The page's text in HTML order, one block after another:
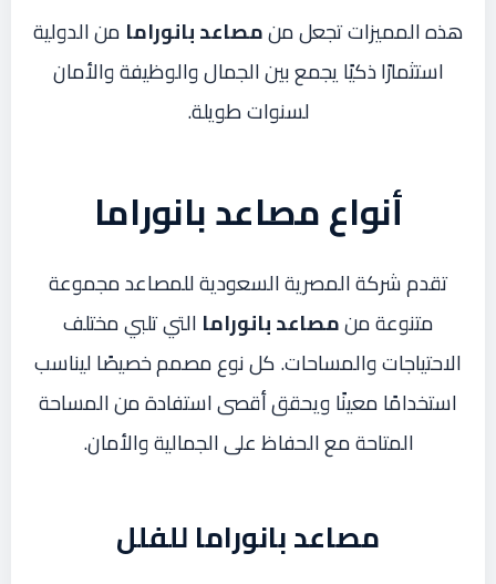
هذه المميزات تجعل منمصاعد بانوراما من الدولية
استثمارًا ذكيًا يجمع بين الجمال والوظيفة والأمان
لسنوات طويلة.
أنواع مصاعد بانوراما
تقدم شركة المصرية السعودية للمصاعد مجموعة
متنوعة منمصاعد بانوراما التي تلبي مختلف
الاحتياجات والمساحات. كل نوع مصمم خصيصًا ليناسب
استخدامًا معينًا ويحقق أقصى استفادة من المساحة
المتاحة مع الحفاظ على الجمالية والأمان.
مصاعد بانوراما للفلل